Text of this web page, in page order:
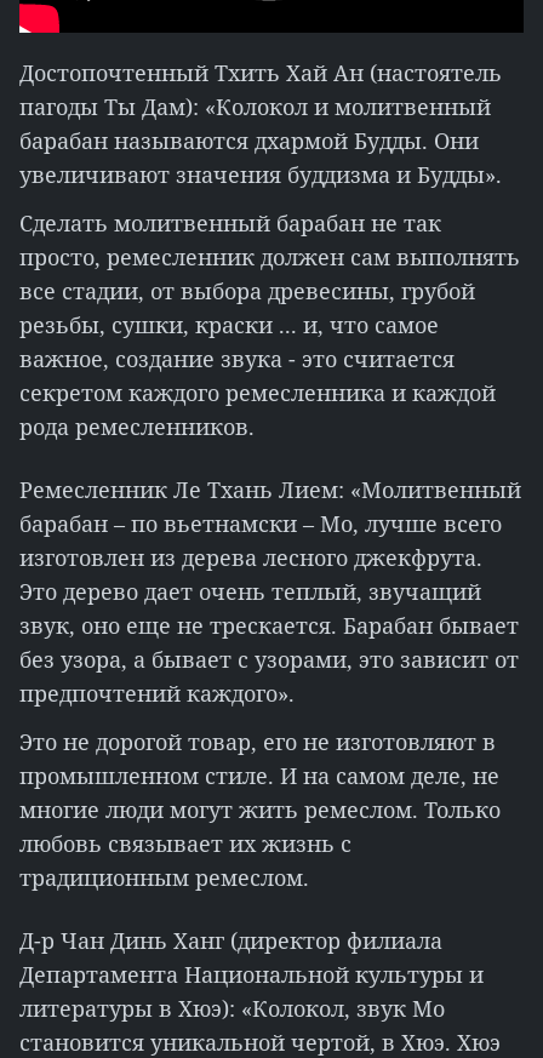
Достопочтенный Тхить Хай Ан (настоятель
пагоды Ты Дам): «Колокол и молитвенный
барабан называются дхармой Будды. Они
увеличивают значения буддизма и Будды».
Сделать молитвенный барабан не так
просто, ремесленник должен сам выполнять
все стадии, от выбора древесины, грубой
резьбы, сушки, краски ... и, что самое
важное, создание звука - это считается
секретом каждого ремесленника и каждой
рода ремесленников.
Ремесленник Ле Тхань Лием: «Молитвенный
барабан – по вьетнамски – Мо, лучше всего
изготовлен из дерева лесного джекфрута.
Это дерево дает очень теплый, звучащий
звук, оно еще не трескается. Барабан бывает
без узора, а бывает с узорами, это зависит от
предпочтений каждого».
Это не дорогой товар, его не изготовляют в
промышленном стиле. И на самом деле, не
многие люди могут жить ремеслом. Только
любовь связывает их жизнь с
традиционным ремеслом.
Д-р Чан Динь Ханг (директор филиала
Департамента Национальной культуры и
литературы в Хюэ): «Колокол, звук Мо
становится уникальной чертой, в Хюэ. Хюэ